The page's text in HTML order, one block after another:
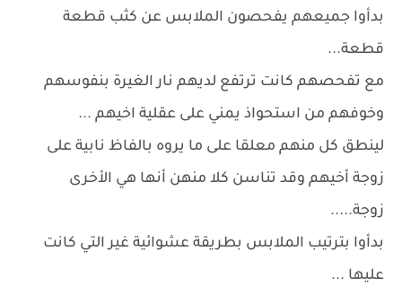
بدأوا جميعهم يفحصون الملابس عن كثب قطعة
قطعة...
مع تفحصهم كانت ترتفع لديهم نار الغيرة بنفوسهم
وخوفهم من استحواذ يمني على عقلية اخيهم ...
لينطق كل منهم معلقا على ما يروه بالفاظ نابية على
زوجة أخيهم وقد تناسن كلا منهن أنها هي الأخرى
زوجة.....
بدأوا بترتيب الملابس بطريقة عشوائية غير التي كانت
عليها ...